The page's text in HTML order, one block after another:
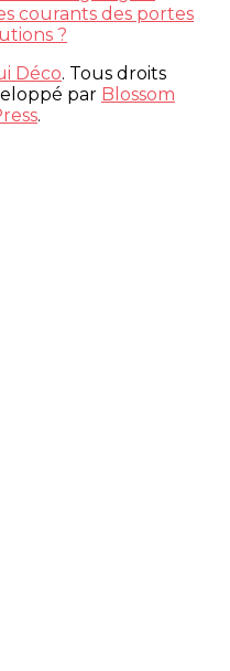
courants des portes
?
Déco. Tous droits
par Blossom
.